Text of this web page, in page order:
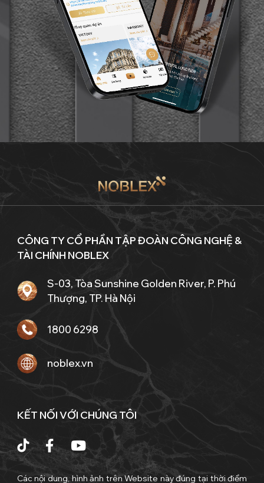
CÔNG TY CỔ PHẦN TẬP ĐOÀN CÔNG NGHỆ &
TÀI CHÍNH NOBLEX
S-03, Tòa Sunshine Golden River, P. Phú
Thượng, TP. Hà Nội
1800 6298
noblex.vn
KẾT NỐI VỚI CHÚNG TÔI
Các nội dung, hình ảnh trên Website này đúng tại thời điểm